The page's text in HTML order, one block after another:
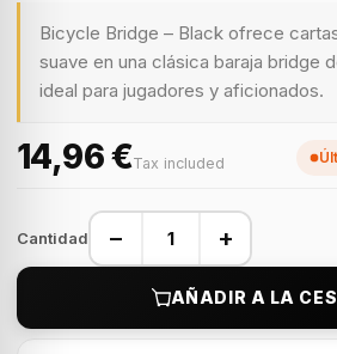
Bicycle Bridge – Black ofrece
suave en una clásica baraja bridge
ideal para jugadores y aficionados.
14,96 €Tax included
Cantidad − +
AÑADIR A LA